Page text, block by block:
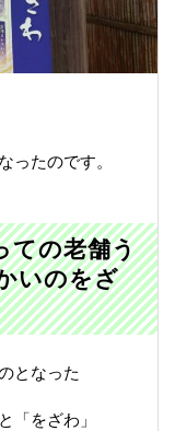
ったのです。
ての老舗う
いのをざ
となった
「をざわ」